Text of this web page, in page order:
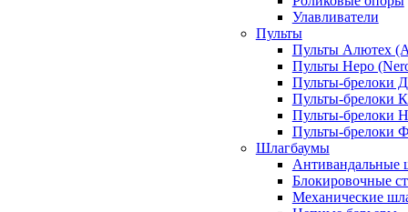
Улавливатели
Пульты
Пульты Алютех
Пульты Неро
Пульты-брелоки
Пульты-брелоки
Пульты-брелоки
Пульты-брелоки
Шлагбаумы
Антивандальные
Блокировочные
Механические